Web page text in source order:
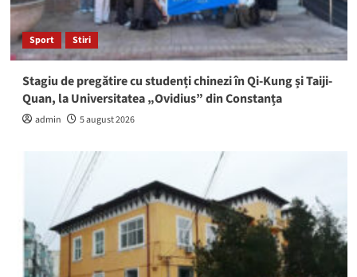
Sport Stiri
Stagiu de pregătire cu studenți chinezi în Qi-Kung și Taiji-
Quan, la Universitatea „Ovidius” din Constanța
admin 5 august 2026